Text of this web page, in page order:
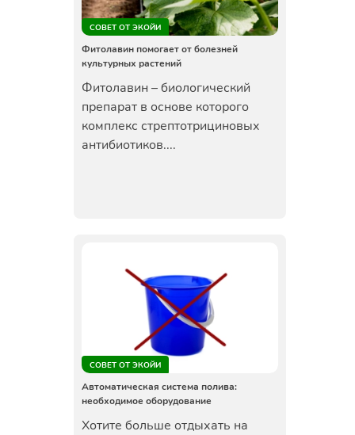
СОВЕТ ОТ ЭКОЙИ
Фитолавин помогает от болезней
культурных растений
Фитолавин – биологический
препарат в основе которого
комплекс стрептотрициновых
антибиотиков....
СОВЕТ ОТ ЭКОЙИ
Автоматическая система полива:
необходимое оборудование
Хотите больше отдыхать на